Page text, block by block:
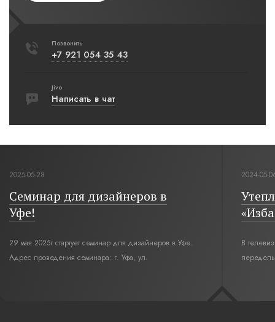
Позвонить
+7 921 054 35 43
Jivo
Написать в чат
2025-05-28
Семинар для дизайнеров в
Уфе!
29 мая 2025г стартует семинар для дизайнеров в Уфе.
Адрес проведения семинара: г. Уфа, ул.
2024-05-
В